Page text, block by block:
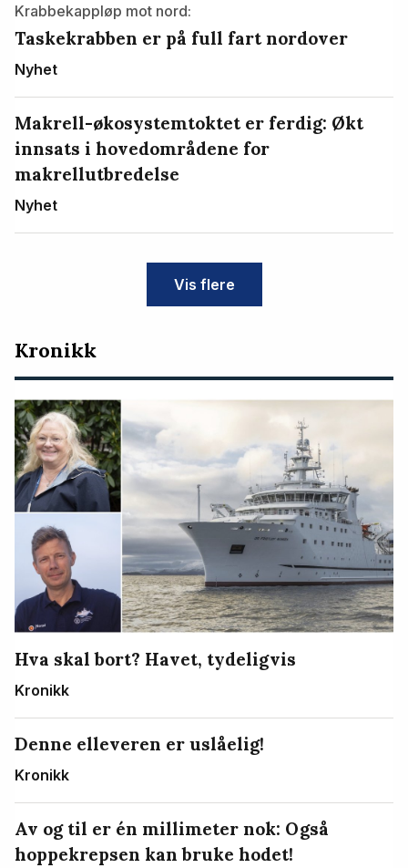
Krabbekappløp mot nord:
Taskekrabben er på full fart nordover
Nyhet
Makrell-økosystemtoktet er ferdig: Økt
innsats i hovedområdene for
makrellutbredelse
Nyhet
Vis flere
Kronikk
Hva skal bort? Havet, tydeligvis
Kronikk
Denne elleveren er uslåelig!
Kronikk
Av og til er én millimeter nok: Også
hoppekrepsen kan bruke hodet!